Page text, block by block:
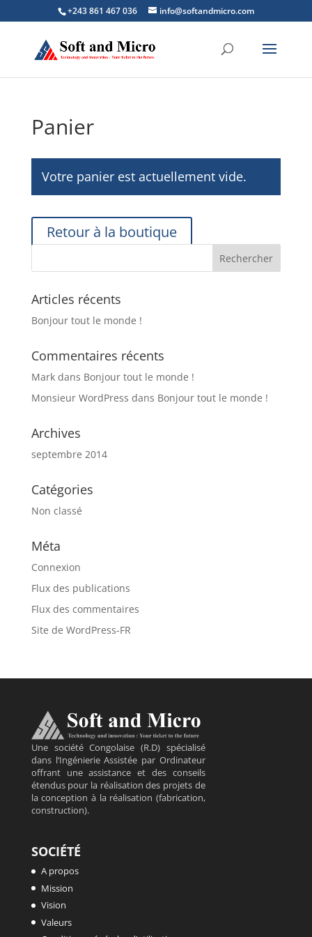
+243 861 467 036 info@softandmicro.com
Panier
Votre panier est actuellement vide.
Retour à la boutique
Articles récents
Bonjour tout le monde !
Commentaires récents
Markdans Bonjour tout le monde !
Monsieur WordPress dans Bonjour tout le monde !
Archives
septembre 2014
Catégories
Non classé
Méta
Connexion
Flux des publications
Flux des commentaires
Site de WordPress-FR
Une société Congolaise (R.D) spécialisé
dans l‘Ingénierie Assistée par Ordinateur
offrant une assistance et des conseils
étendus pour la réalisation des projets de
la conception à la réalisation (fabrication,
construction).
SOCIÉTÉ
A propos
Mission
Vision
Valeurs